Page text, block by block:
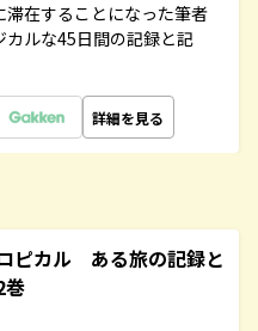
在することになった筆者
ルな45日間の記録と記
詳細を見る
ピカル ある旅の記録と